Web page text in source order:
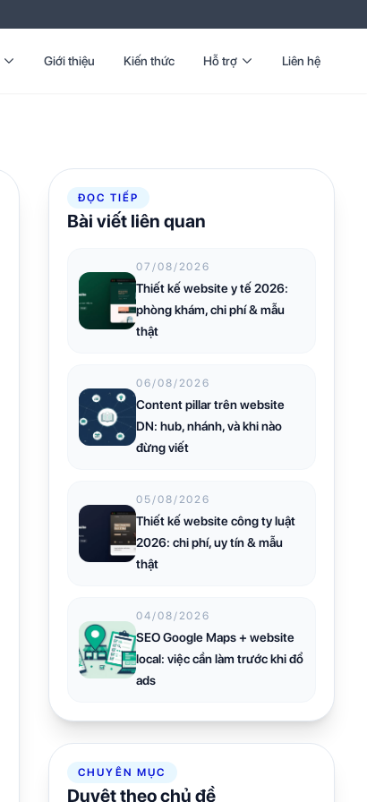
Giới thiệu Kiến thức Hỗ trợ Liên hệ
ĐỌC TIẾP
Bài viết liên quan
07/08/2026
Thiết kế website y tế 2026:
phòng khám, chi phí & mẫu
thật
06/08/2026
Content pillar trên website
DN: hub, nhánh, và khi nào
đừng viết
05/08/2026
Thiết kế website công ty luật
2026: chi phí, uy tín & mẫu
thật
04/08/2026
SEO Google Maps + website
local: việc cần làm trước khi đổ
ads
CHUYÊN MỤC
Duyệt theo chủ đề